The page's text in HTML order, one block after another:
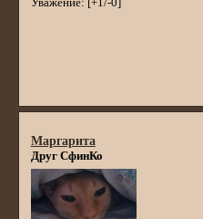
Маргарита
Друг СфинКо